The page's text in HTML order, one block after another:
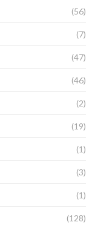
(56)
(7)
(47)
(46)
(2)
(19)
(1)
(3)
(1)
(128)